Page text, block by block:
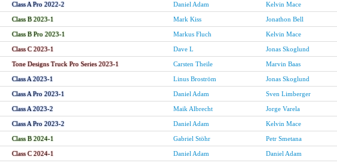
Class A Pro 2022-2 Daniel Adam Kelvin Mace
Class B 2023-1 Mark Kiss Jonathon Bell
Class B Pro 2023-1 Markus Fluch Kelvin Mace
Class C 2023-1 Dave L Jonas Skoglund
Tone Designs Truck Pro Series 2023-1 Carsten Theile Marvin Baas
Class A 2023-1 Linus Broström Jonas Skoglund
Class A Pro 2023-1 Daniel Adam Sven Limberger
Class A 2023-2 Maik Albrecht Jorge Varela
Class A Pro 2023-2 Daniel Adam Kelvin Mace
Class B 2024-1 Gabriel Stöhr Petr Smetana
Class C 2024-1 Daniel Adam Daniel Adam